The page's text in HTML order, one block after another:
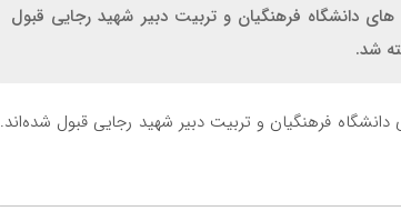
تعداد ۲۶/۰۹۸ نفر در کد رشته های دانشگاه فرهنگیان و تربیت دبیر شهید رجایی قبول
۲۶/۰۹۸ نفر در کد رشته های دانشگاه فرهنگیان و تربیت دبیر شهید رجایی قبول شده‌اند.